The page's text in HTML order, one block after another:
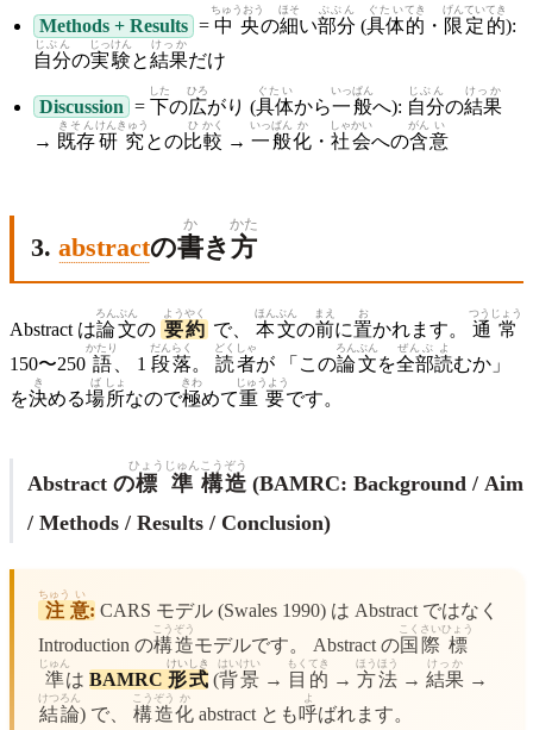
Methods + Results = 中央
ちゅうおう
の細
ほそ
い部分
ぶぶん
(具体
ぐたい
的
てき
・ 限定
げんてい
的
てき
):
自分
じぶん
の実験
じっけん
と結果
けっか
だけ
Discussion = 下
した
の広
ひろ
がり (具体
ぐたい
から一般
いっぱん
へ): 自分
じぶん
の結果
けっか
→ 既存
きそん
研究
けんきゅう
との比
ひ
較
かく
→ 一般
いっぱん
化
か
・ 社会
しゃかい
への含
がん
意
い
3. abstractの書
か
き方
かた
Abstract は論文
ろんぶん
の 要
よう
約
やく
で、 本文
ほんぶん
の前
まえ
に置
お
かれます。 通常
つうじょう
150〜250 語
かたり
、 1 段落
だんらく
。 読者
どくしゃ
が 「この論文
ろんぶん
を全部
ぜんぶ
読
よ
むか」
を決
き
める場
ば
所
しょ
なので極
きわ
めて重要
じゅうよう
です。
Abstract の標
ひょう
準
じゅん
構造
こうぞう
(BAMRC: Background / Aim
/ Methods / Results / Conclusion)
注
ちゅう
意
い
: CARS モデル (Swales 1990) は Abstract ではなく
Introduction の構造
こうぞう
モデルです。 Abstract の国
こく
際
さい
標
ひょう
準
じゅん
は BAMRC 形
けい
式
しき
(背景
はいけい
→ 目的
もくてき
→ 方法
ほうほう
→ 結果
けっか
→
結論
けつろん
) で、 構
こう
造
ぞう
化
か
abstract とも呼
よ
ばれます。